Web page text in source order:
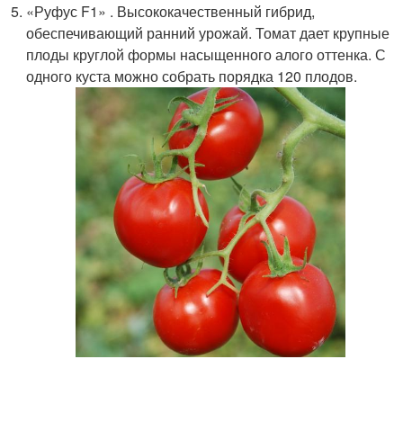
«Руфус F1» . Высококачественный гибрид,
обеспечивающий ранний урожай. Томат дает крупные
плоды круглой формы насыщенного алого оттенка. С
одного куста можно собрать порядка 120 плодов.